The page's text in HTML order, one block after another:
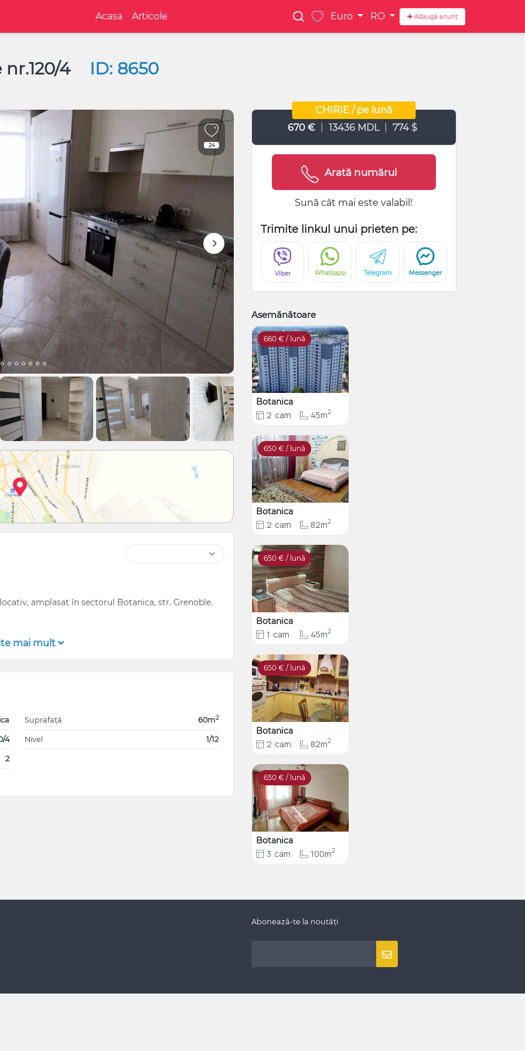
Acasa Articole Euro RO Adaugă anunț
4 ID: 8650
24
amplasat în sectorul Botanica, str. Grenoble.
și antreu.
mai mult
4
2
Suprafață 60m2
Nivel 1/12
CHIRIE / pe lună
670 €
13436 MDL 774 $
Arată numărul
Sună cât mai este valabil!
Trimite linkul unui prieten pe:
Viber Whatsapp Telegram Messenger
Asemănătoare
660 € / lună
Botanica
2 cam 45m2
650 € / lună
Botanica
2 cam 82m2
650 € / lună
Botanica
1 cam 45m2
650 € / lună
Botanica
2 cam 82m2
650 € / lună
Botanica
3 cam 100m2
Abonează-te la noutăți